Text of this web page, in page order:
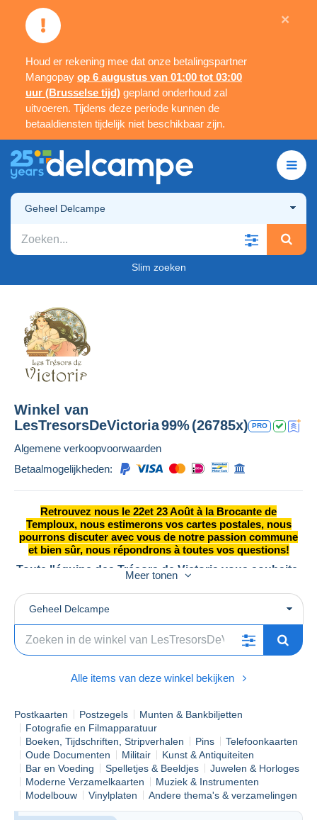
Houd er rekening mee dat onze betalingspartner
Mangopay op 6 augustus van 01:00 tot 03:00
uur (Brusselse tijd) gepland onderhoud zal
uitvoeren. Tijdens deze periode kunnen de
betaaldiensten tijdelijk niet beschikbaar zijn.
×
Geheel Delcampe
Slim zoeken
Winkel van
LesTresorsDeVictoria99%(26785x) PRO
Algemene verkoopvoorwaarden
Betaalmogelijkheden:
Retrouvez nous le 22et 23 Août à la Brocante de
Temploux, nous estimerons vos cartes postales, nous
pourrons discuter avec vous de notre passion commune
et bien sûr, nous répondrons à toutes vos questions!
Toute l'équipe des Trésors de Victoria vous souhaite
Pour vous faire plaisir, nous vous proposons de nouvelles
réductions intéressantes allant jusqu'à 50% sur certains
objets de la boutique.
Profitez aussi des nouveautés qui sont en vente chaque
jour pour compléter vos collections!
par semaine; le mercredi et le samedi, nous mettons
tout en oeuvre pour que votre commande vous
parvienne en parfait état et le plus rapidement
possible. Si vous rencontrez le moindre problème,
nous sommes ouverts à la discussion et trouvons
toujours une solution.
Meer tonen
Geheel Delcampe
Alle items van deze winkel bekijken
Postkaarten Postzegels
Munten & Bankbiljetten
Fotografie en Filmapparatuur
Boeken, Tijdschriften, Stripverhalen
Pins
Telefoonkaarten
Oude Documenten
Militair
Kunst & Antiquiteiten
Bar en Voeding
Spelletjes & Beeldjes
Juwelen & Horloges
Moderne Verzamelkaarten
Muziek & Instrumenten
Modelbouw
Vinylplaten Andere thema's & verzamelingen